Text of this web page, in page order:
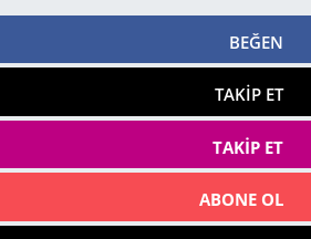
BEĞEN
TAKIP ET
TAKIP ET
ABONE OL